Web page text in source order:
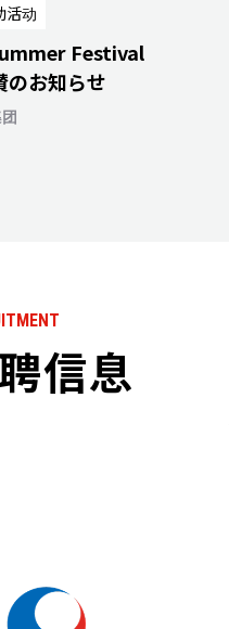
活动
Festival
お知らせ
信息